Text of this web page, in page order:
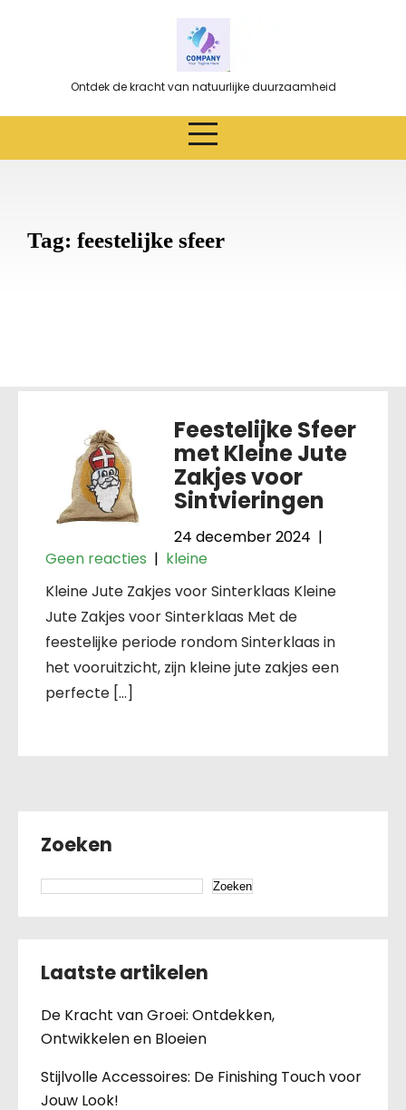
Ontdek de kracht van natuurlijke duurzaamheid
Tag: feestelijke sfeer
Feestelijke Sfeer
met Kleine Jute
Zakjes voor
Sintvieringen
24 december 2024 |
Geen reacties | kleine
Kleine Jute Zakjes voor Sinterklaas Kleine
Jute Zakjes voor Sinterklaas Met de
feestelijke periode rondom Sinterklaas in
het vooruitzicht, zijn kleine jute zakjes een
perfecte […]
Zoeken
Zoeken
Laatste artikelen
De Kracht van Groei: Ontdekken,
Ontwikkelen en Bloeien
Stijlvolle Accessoires: De Finishing Touch voor
Jouw Look!